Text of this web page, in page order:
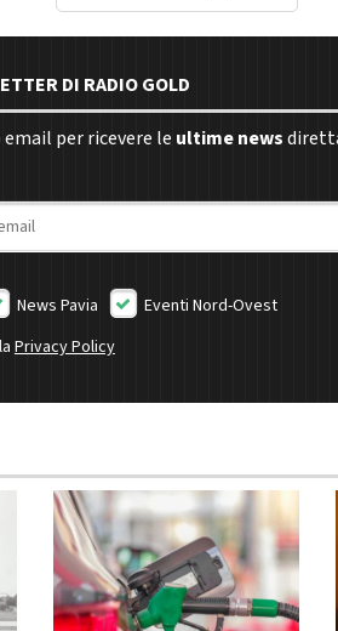
DI RADIO GOLD
per ricevere le ultime news
News Pavia
Eventi Nord-Ovest
Privacy Policy